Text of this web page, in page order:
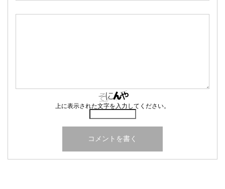
上に表示された文字を入力してください。